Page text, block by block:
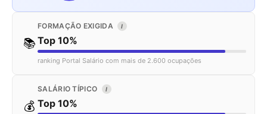
📚
FORMAÇÃO EXIGIDA I
Top 10%
ranking Portal Salário com mais de 2.600 ocupações
💰
SALÁRIO TÍPICO I
Top 10%